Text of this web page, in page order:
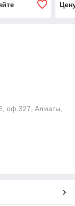
оф.327, Алматы,